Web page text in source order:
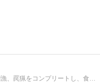
狩猟免許のすべて、第1種銃猟、網漁、罠猟をコンプリートし、食品衛生管理者の資格を持っています。庭で野菜を育てて、狩でお肉をゲットを目指します！